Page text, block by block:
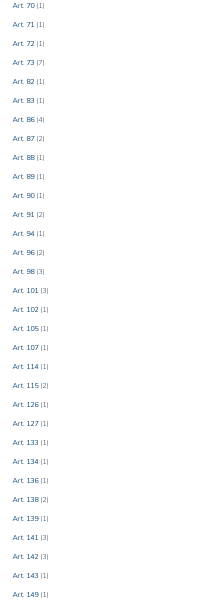
Art. 70 (1)
Art. 71 (1)
Art. 72 (1)
Art. 73 (7)
Art. 82 (1)
Art. 83 (1)
Art. 86 (4)
Art. 87 (2)
Art. 88 (1)
Art. 89 (1)
Art. 90 (1)
Art. 91 (2)
Art. 94 (1)
Art. 96 (2)
Art. 98 (3)
Art. 101 (3)
Art. 102 (1)
Art. 105 (1)
Art. 107 (1)
Art. 114 (1)
Art. 115 (2)
Art. 126 (1)
Art. 127 (1)
Art. 133 (1)
Art. 134 (1)
Art. 136 (1)
Art. 138 (2)
Art. 139 (1)
Art. 141 (3)
Art. 142 (3)
Art. 143 (1)
Art. 149 (1)